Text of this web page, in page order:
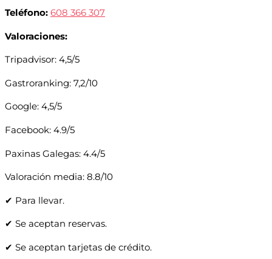
Teléfono: 608 366 307
Valoraciones:
Tripadvisor: 4,5/5
Gastroranking: 7,2/10
Google: 4,5/5
Facebook: 4.9/5
Paxinas Galegas: 4.4/5
Valoración media: 8.8/10
✔ Para llevar.
✔ Se aceptan reservas.
✔ Se aceptan tarjetas de crédito.